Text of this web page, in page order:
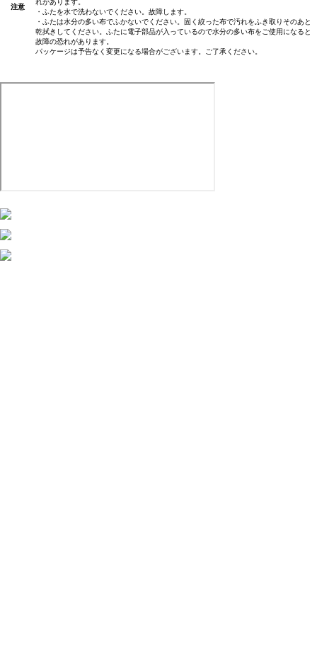
注意
・ふたを水で洗わないでください。故障します。
・ふたは水分の多い布でふかないでください。固く絞った布で汚れをふき取りそのあと
乾拭きしてください。ふたに電子部品が入っているので水分の多い布をご使用になると
故障の恐れがあります。
パッケージは予告なく変更になる場合がございます。ご了承ください。